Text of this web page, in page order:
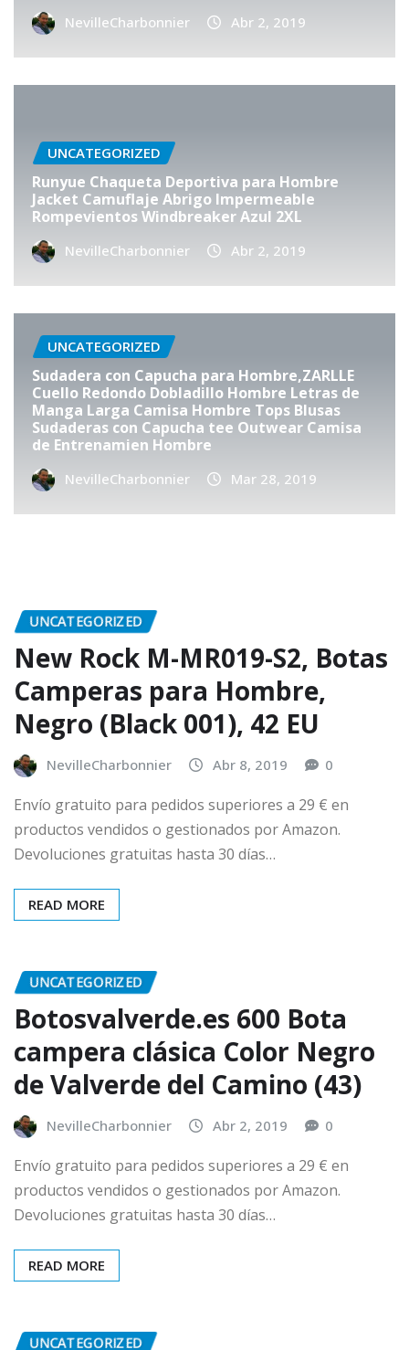
NevilleCharbonnier Abr 2, 2019
UNCATEGORIZED
Runyue Chaqueta Deportiva para Hombre
Jacket Camuflaje Abrigo Impermeable
Rompevientos Windbreaker Azul 2XL
NevilleCharbonnier Abr 2, 2019
UNCATEGORIZED
Sudadera con Capucha para Hombre,ZARLLE
Cuello Redondo Dobladillo Hombre Letras de
Manga Larga Camisa Hombre Tops Blusas
Sudaderas con Capucha tee Outwear Camisa
de Entrenamien Hombre
NevilleCharbonnier Mar 28, 2019
UNCATEGORIZED
New Rock M-MR019-S2, Botas
Camperas para Hombre,
Negro (Black 001), 42 EU
NevilleCharbonnier Abr 8, 2019 0
Envío gratuito para pedidos superiores a 29 € en
productos vendidos o gestionados por Amazon.
Devoluciones gratuitas hasta 30 días…
READ MORE
UNCATEGORIZED
Botosvalverde.es 600 Bota
campera clásica Color Negro
de Valverde del Camino (43)
NevilleCharbonnier Abr 2, 2019 0
Envío gratuito para pedidos superiores a 29 € en
productos vendidos o gestionados por Amazon.
Devoluciones gratuitas hasta 30 días…
READ MORE
UNCATEGORIZED